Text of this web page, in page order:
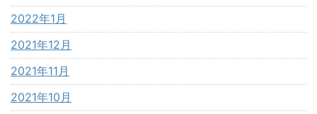
2022年1月
2021年12月
2021年11月
2021年10月